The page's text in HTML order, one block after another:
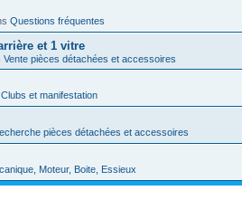
Questions fréquentes
et 1 vitre
Vente pièces détachées et accessoires
Clubs et manifestation
pièces détachées et accessoires
Moteur, Boite, Essieux